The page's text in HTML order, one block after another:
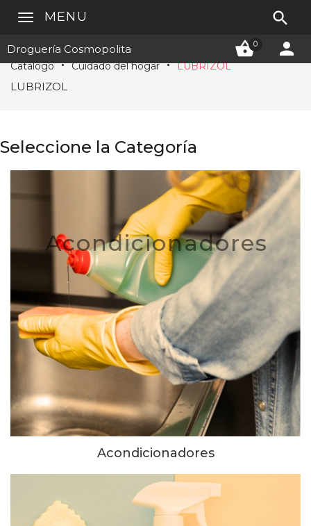
Droguería Cosmopolita 0 
MENU 
Catálogo Cuidado del hogar LUBRIZOL
LUBRIZOL
Seleccione la Categoría
Acondicionadores
Acondicionadores